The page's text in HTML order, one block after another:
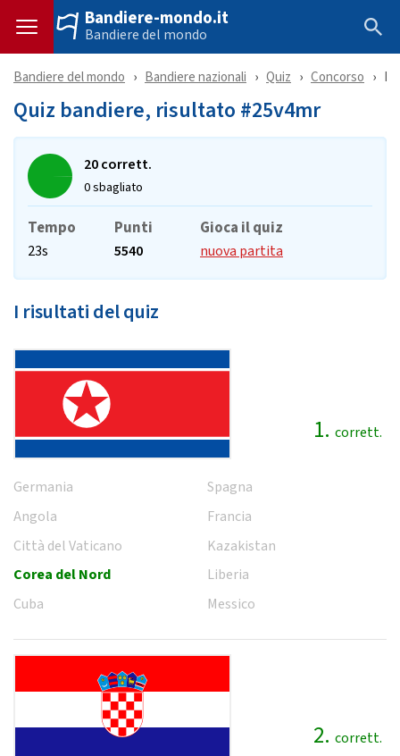
Bandiere-mondo.it
Bandiere del mondo
Bandiere del mondo Bandiere nazionali Quiz Concorso
Quiz bandiere, risultato #25v4mr
20 corrett.
0 sbagliato
Tempo
23s
Punti
5540
Gioca il quiz
nuova partita
I risultati del quiz
1. corrett.
Germania
Angola
Città del Vaticano
Corea del Nord
Cuba
Spagna
Francia
Kazakistan
Liberia
Messico
2. corrett.